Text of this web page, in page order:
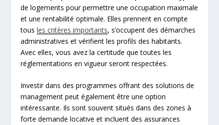
de logements pour permettre une occupation maximale
et une rentabilité optimale. Elles prennent en compte
tousles critères importants, s’occupent des démarches
administratives et vérifient les profils des habitants.
Avec elles, vous avez la certitude que toutes les
réglementations en vigueur seront respectées.
Investir dans des programmes offrant des solutions de
management peut également être une option
intéressante. Ils sont souvent situés dans des zones à
forte demande locative et incluent des assurances